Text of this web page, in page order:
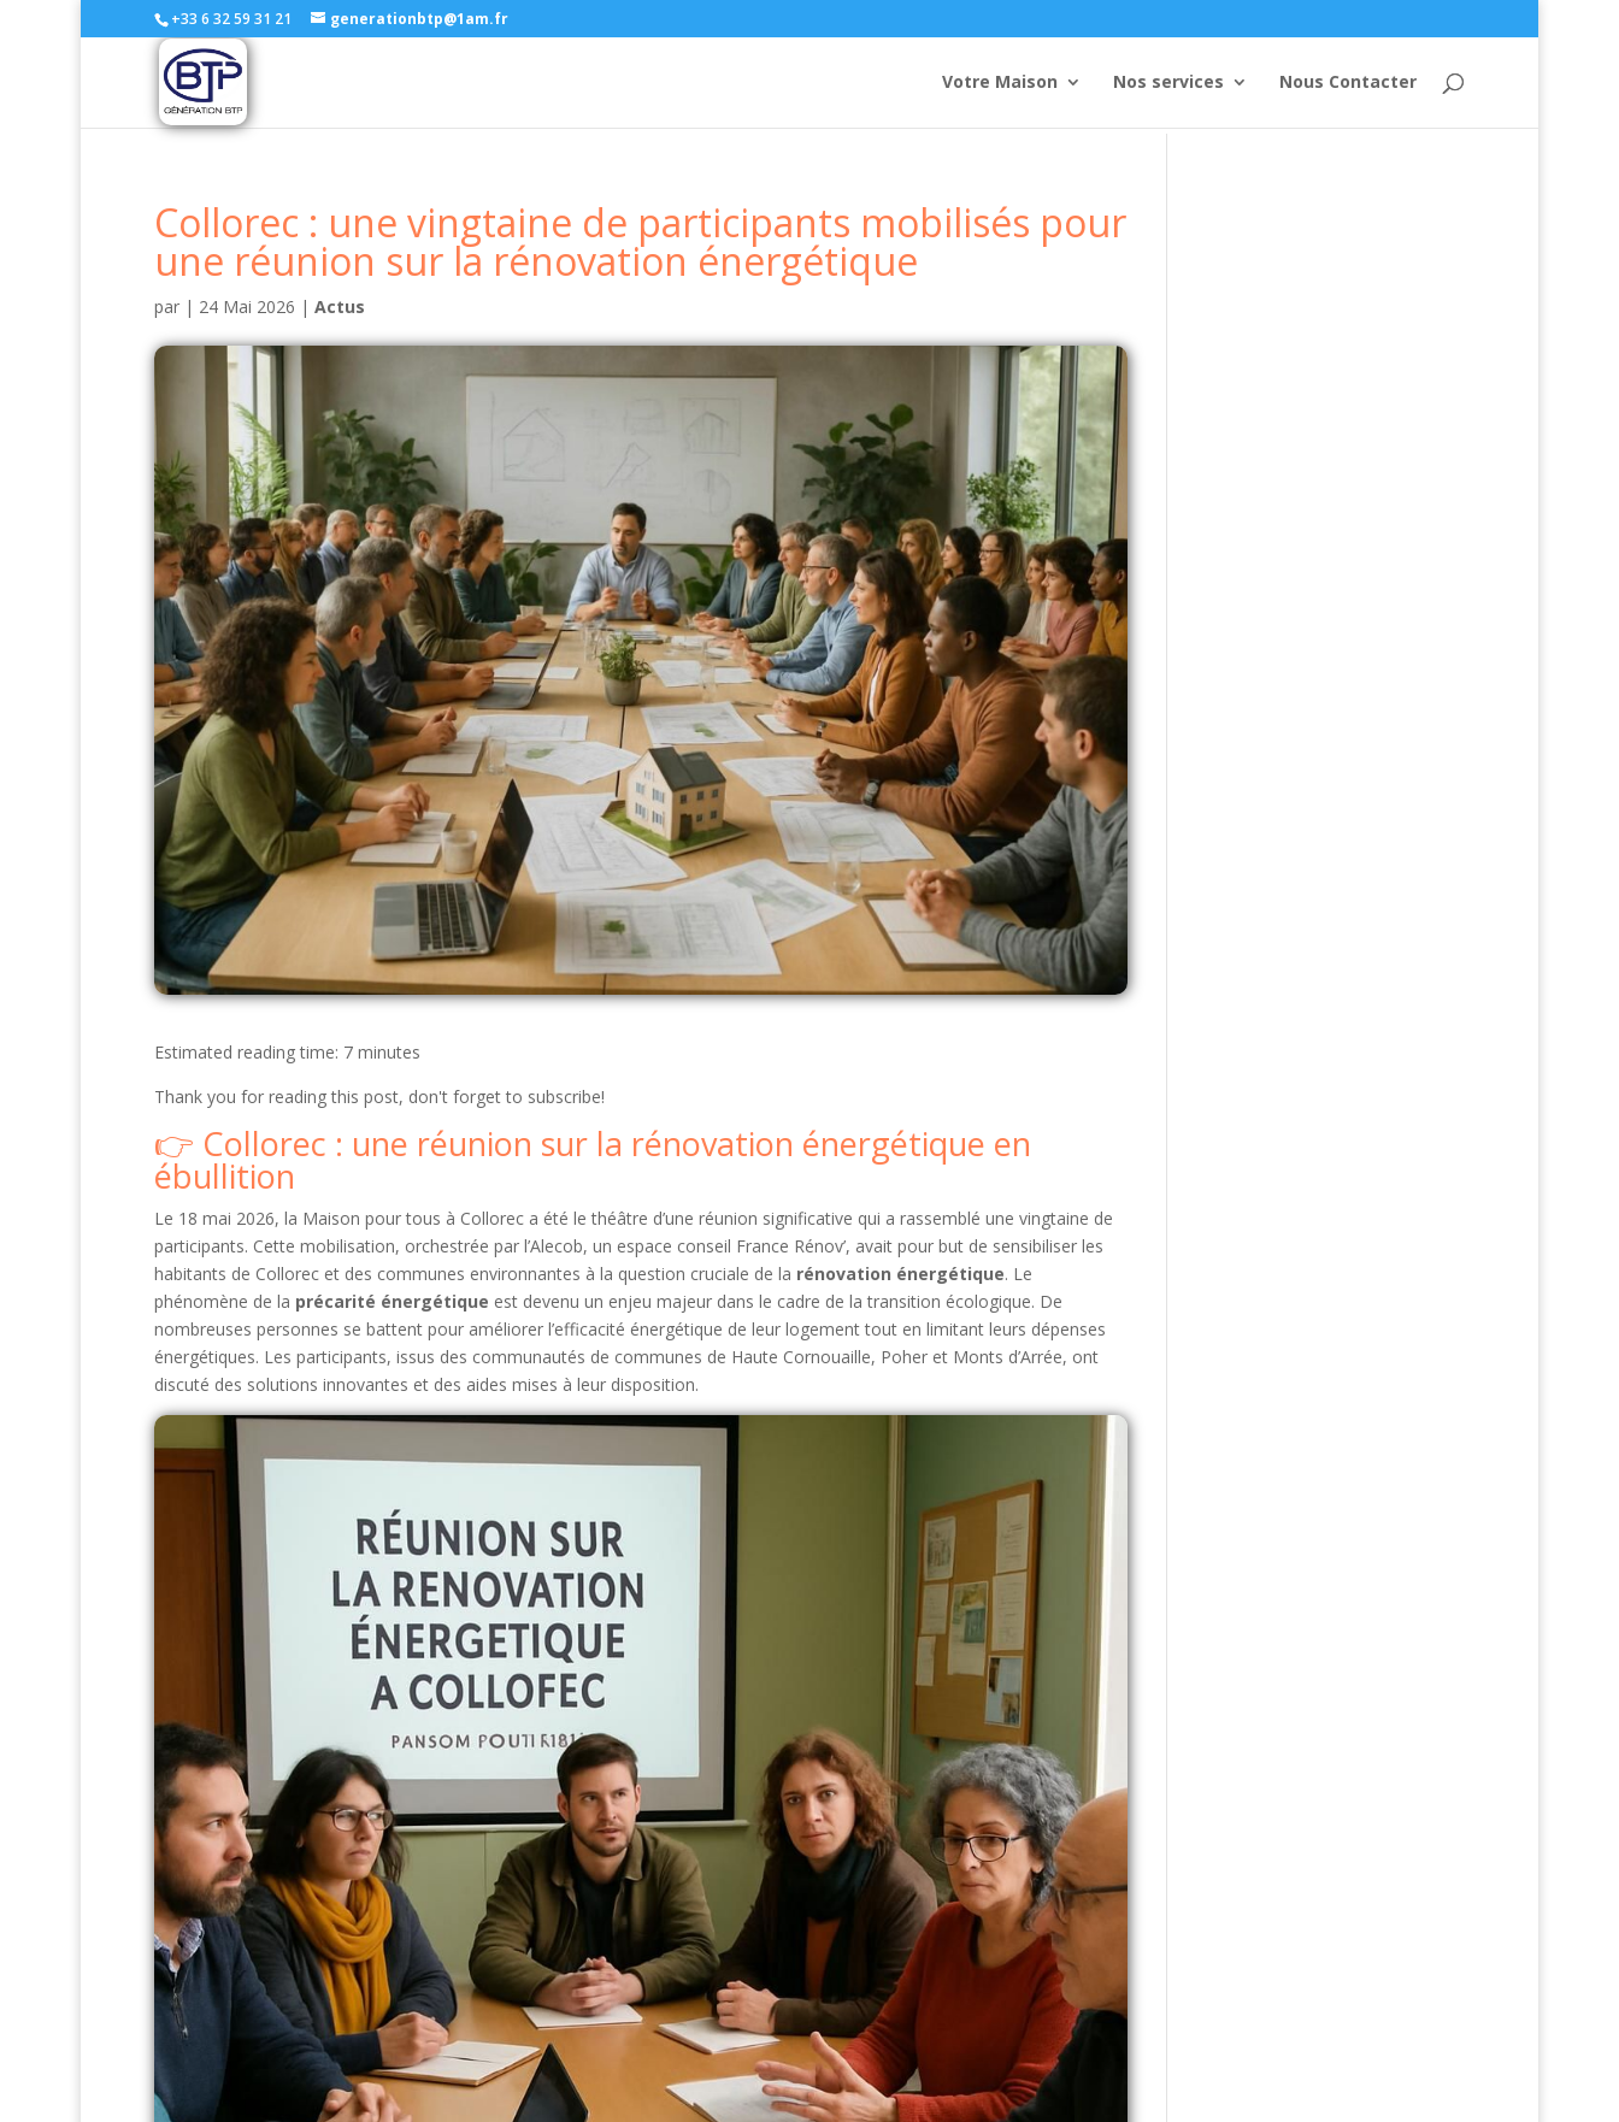
+33 6 32 59 31 21 generationbtp@1am.fr
Votre Maison Nos services Nous Contacter
Collorec : une vingtaine de participants mobilisés pour
une réunion sur la rénovation énergétique
par | 24 Mai 2026 | Actus
Estimated reading time: 7 minutes
Thank you for reading this post, don't forget to subscribe!
Collorec : une réunion sur la rénovation énergétique en
ébullition
Le 18 mai 2026, la Maison pour tous à Collorec a été le théâtre d’une réunion significative qui a rassemblé une vingtaine de
participants. Cette mobilisation, orchestrée par l’Alecob, un espace conseil France Rénov’, avait pour but de sensibiliser les
habitants de Collorec et des communes environnantes à la question cruciale de la rénovation énergétique. Le
phénomène de la précarité énergétique est devenu un enjeu majeur dans le cadre de la transition écologique. De
nombreuses personnes se battent pour améliorer l’efficacité énergétique de leur logement tout en limitant leurs dépenses
énergétiques. Les participants, issus des communautés de communes de Haute Cornouaille, Poher et Monts d’Arrée, ont
discuté des solutions innovantes et des aides mises à leur disposition.